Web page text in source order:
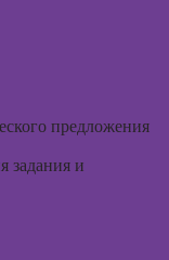
предложения
задания и